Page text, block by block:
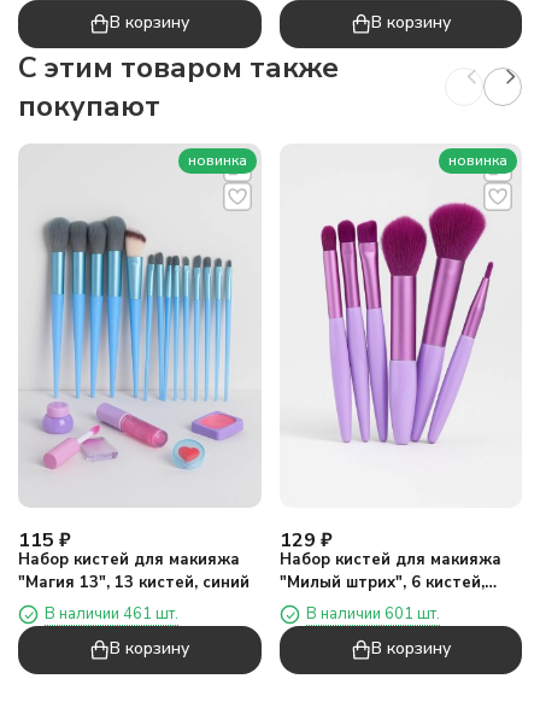
В корзину В корзину
C этим товаром также
покупают
новинка
115 ₽
Набор кистей для макияжа
"Магия 13", 13 кистей, синий
В наличии 461 шт.
В корзину
новинка
129 ₽
Набор кистей для макияжа
"Милый штрих", 6 кистей,
фиолетовый
В наличии 601 шт.
В корзину